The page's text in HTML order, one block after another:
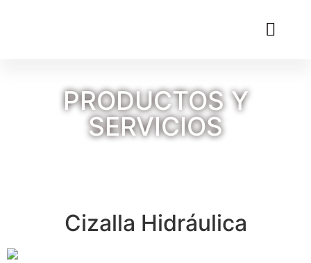
PRODUCTOS Y
SERVICIOS
Cizalla Hidráulica